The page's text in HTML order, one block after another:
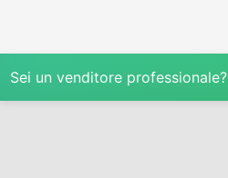
Sei un venditore professionale?